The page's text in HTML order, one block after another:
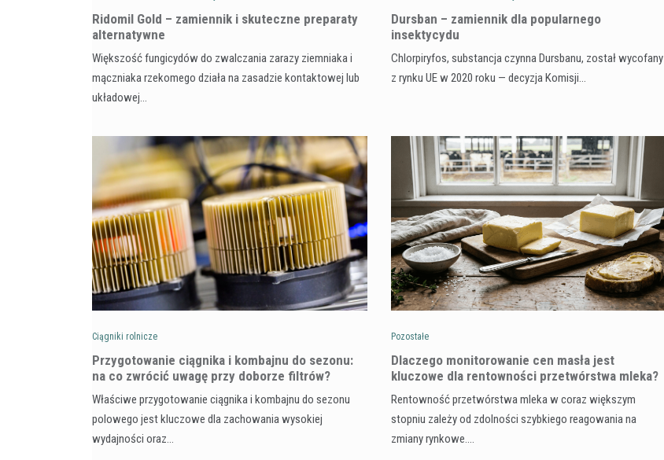
Ridomil Gold – zamiennik i skuteczne preparaty
alternatywne
Większość fungicydów do zwalczania zarazy ziemniaka i
mączniaka rzekomego działa na zasadzie kontaktowej lub
układowej…
Dursban – zamiennik dla popularnego
insektycydu
Chlorpiryfos, substancja czynna Dursbanu, został wycofany
z rynku UE w 2020 roku — decyzja Komisji…
Ciągniki rolnicze
Przygotowanie ciągnika i kombajnu do sezonu:
na co zwrócić uwagę przy doborze filtrów?
Właściwe przygotowanie ciągnika i kombajnu do sezonu
polowego jest kluczowe dla zachowania wysokiej
wydajności oraz…
Pozostałe
Dlaczego monitorowanie cen masła jest
kluczowe dla rentowności przetwórstwa mleka?
Rentowność przetwórstwa mleka w coraz większym
stopniu zależy od zdolności szybkiego reagowania na
zmiany rynkowe.…